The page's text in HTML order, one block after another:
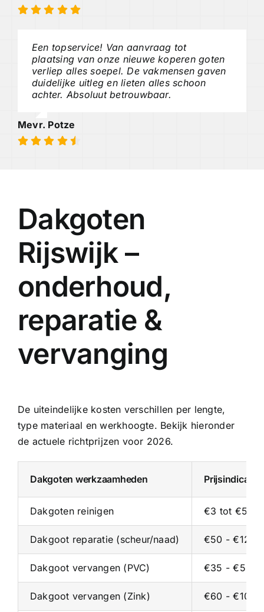
Een topservice! Van aanvraag tot
plaatsing van onze nieuwe koperen goten
verliep alles soepel. De vakmensen gaven
duidelijke uitleg en lieten alles schoon
achter. Absoluut betrouwbaar.
Mevr. Potze
Dakgoten
Rijswijk –
onderhoud,
reparatie &
vervanging
De uiteindelijke kosten verschillen per lengte,
type materiaal en werkhoogte. Bekijk hieronder
de actuele richtprijzen voor 2026.
Dakgoten werkzaamheden Prijsindicatie
Dakgoten reinigen €3 tot €5
Dakgoot reparatie (scheur/naad) €50 - €125
Dakgoot vervangen (PVC) €35 - €55
Dakgoot vervangen (Zink) €60 - €100